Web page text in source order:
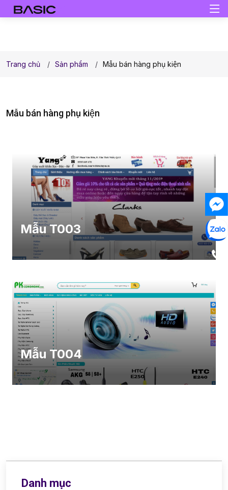
Trang chủ Sản phẩm Mẫu bán hàng phụ kiện
Mẫu bán hàng phụ kiện
Mẫu T003
Mẫu T004
Danh mục